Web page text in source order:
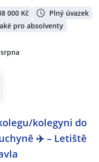
000 Kč
Plný úvazek
pro absolventy
kolegyni do
✈️ – Letiště